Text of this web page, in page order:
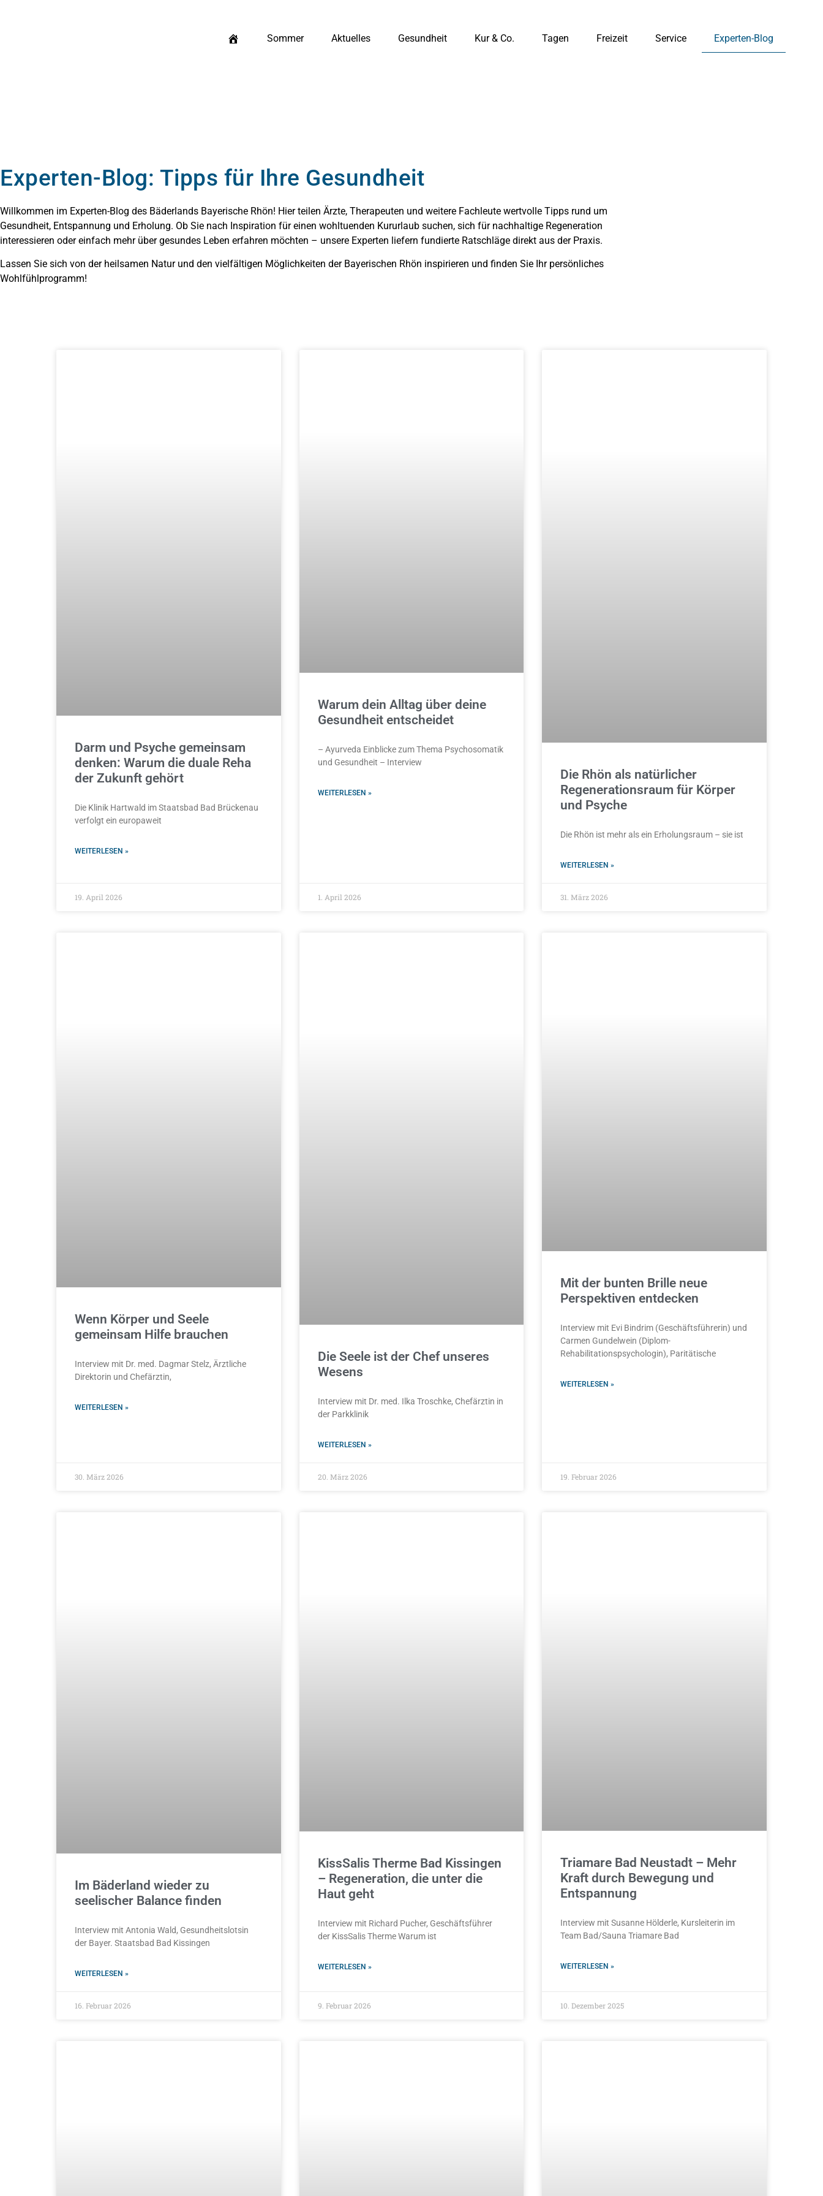
Sommer Aktuelles Gesundheit Kur & Co. Tagen Freizeit Service Experten-Blog
Experten-Blog: Tipps für Ihre Gesundheit
Willkommen im Experten-Blog des Bäderlands Bayerische Rhön! Hier teilen Ärzte, Therapeuten und weitere Fachleute wertvolle Tipps rund um
Gesundheit, Entspannung und Erholung. Ob Sie nach Inspiration für einen wohltuenden Kururlaub suchen, sich für nachhaltige Regeneration
interessieren oder einfach mehr über gesundes Leben erfahren möchten – unsere Experten liefern fundierte Ratschläge direkt aus der Praxis.
Lassen Sie sich von der heilsamen Natur und den vielfältigen Möglichkeiten der Bayerischen Rhön inspirieren und finden Sie Ihr persönliches
Wohlfühlprogramm!
Darm und Psyche gemeinsam
denken: Warum die duale Reha
der Zukunft gehört
Die Klinik Hartwald im Staatsbad Bad Brückenau
verfolgt ein europaweit
WEITERLESEN »
19. April 2026
Warum dein Alltag über deine
Gesundheit entscheidet
– Ayurveda Einblicke zum Thema Psychosomatik
und Gesundheit – Interview
WEITERLESEN »
1. April 2026
Die Rhön als natürlicher
Regenerationsraum für Körper
und Psyche
Die Rhön ist mehr als ein Erholungsraum – sie ist
WEITERLESEN »
31. März 2026
Wenn Körper und Seele
gemeinsam Hilfe brauchen
Interview mit Dr. med. Dagmar Stelz, Ärztliche
Direktorin und Chefärztin,
WEITERLESEN »
30. März 2026
Die Seele ist der Chef unseres
Wesens
Interview mit Dr. med. Ilka Troschke, Chefärztin in
der Parkklinik
WEITERLESEN »
20. März 2026
Mit der bunten Brille neue
Perspektiven entdecken
Interview mit Evi Bindrim (Geschäftsführerin) und
Carmen Gundelwein (Diplom-
Rehabilitationspsychologin), Paritätische
WEITERLESEN »
19. Februar 2026
Im Bäderland wieder zu
seelischer Balance finden
Interview mit Antonia Wald, Gesundheitslotsin
der Bayer. Staatsbad Bad Kissingen
WEITERLESEN »
16. Februar 2026
KissSalis Therme Bad Kissingen
– Regeneration, die unter die
Haut geht
Interview mit Richard Pucher, Geschäftsführer
der KissSalis Therme Warum ist
WEITERLESEN »
9. Februar 2026
Triamare Bad Neustadt – Mehr
Kraft durch Bewegung und
Entspannung
Interview mit Susanne Hölderle, Kursleiterin im
Team Bad/Sauna Triamare Bad
WEITERLESEN »
10. Dezember 2025